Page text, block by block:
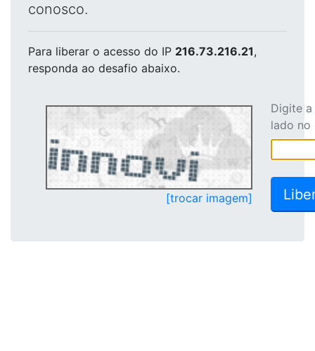
conosco.
Para liberar o acesso do IP 216.73.216.21,
responda ao desafio abaixo.
[trocar imagem]
Digite
lado no